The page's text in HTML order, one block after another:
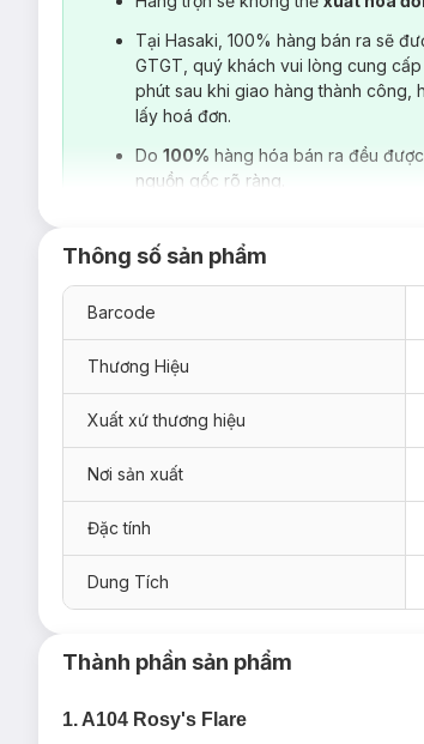
Các tông màu của cánh hoa thuần khiết, pha
Các tông màu đỏ mận quyến rũ – tôn sắc môi
A108 – Persimmon Red: Đỏ ánh đào
Tại Hasaki, 100% hàng bán ra sẽ
GTGT, quý khách vui lòng cung
phút sau khi giao hàng thành công,
lấy hoá đơn.
Do 100% hàng hóa bán ra đều
nguồn gốc rõ ràng.
Thông số sản phẩm
Barcode
Thương Hiệu
Xuất xứ thương hiệu
Nơi sản xuất
Đặc tính
Dung Tích
Thành phần sản phẩm
1. A104 Rosy's Flare